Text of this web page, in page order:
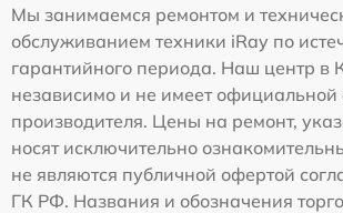
Мы занимаемся ремонтом и
обслуживанием техники iRay по
гарантийного периода. Наш центр в
независимо и не имеет официальной
производителя. Цены на ремонт,
носят исключительно
не являются публичной офертой
ГК РФ. Названия и обозначения